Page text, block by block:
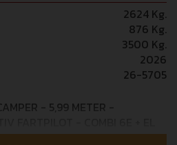
2624 Kg.
876 Kg.
3500 Kg.
2026
26-5705
- 5,99 METER -
tilkøb af 36 mdr+ GOSafe